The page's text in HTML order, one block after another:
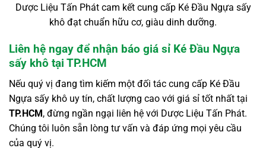
Dược Liệu Tấn Phát cam kết cung cấp Ké Đầu Ngựa sấy
khô đạt chuẩn hữu cơ, giàu dinh dưỡng.
Liên hệ ngay để nhận báo giá sỉ Ké Đầu Ngựa
sấy khô tại TP.HCM
Nếu quý vị đang tìm kiếm một đối tác cung cấp Ké Đầu
Ngựa sấy khô uy tín, chất lượng cao với giá sỉ tốt nhất tại
TP.HCM, đừng ngần ngại liên hệ với Dược Liệu Tấn Phát.
Chúng tôi luôn sẵn lòng tư vấn và đáp ứng mọi yêu cầu
của quý vị.